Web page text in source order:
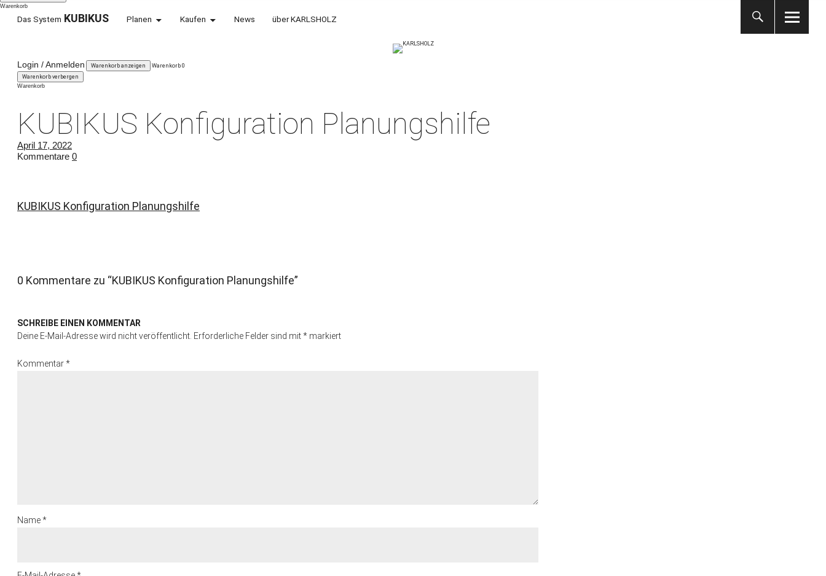
Das System KUBIKUS Planen Kaufen News über KARLSHOLZ
KARLSHOLZ
WEIL WIR VERÄNDERUNG LIEBEN.
Login / Anmelden Warenkorb anzeigen Warenkorb 0
Warenkorb verbergen
Warenkorb
Warenkorb
KUBIKUS Konfiguration Planungshilfe
April 17, 2022
Kommentare 0
KUBIKUS Konfiguration Planungshilfe
0 Kommentare zu “KUBIKUS Konfiguration Planungshilfe”
SCHREIBE EINEN KOMMENTAR
Deine E-Mail-Adresse wird nicht veröffentlicht. Erforderliche Felder sind mit* markiert
Kommentar*
Name*